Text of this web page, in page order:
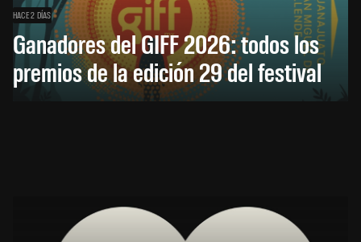
HACE 2 DÍAS
Ganadores del GIFF 2026: todos los
premios de la edición 29 del festival